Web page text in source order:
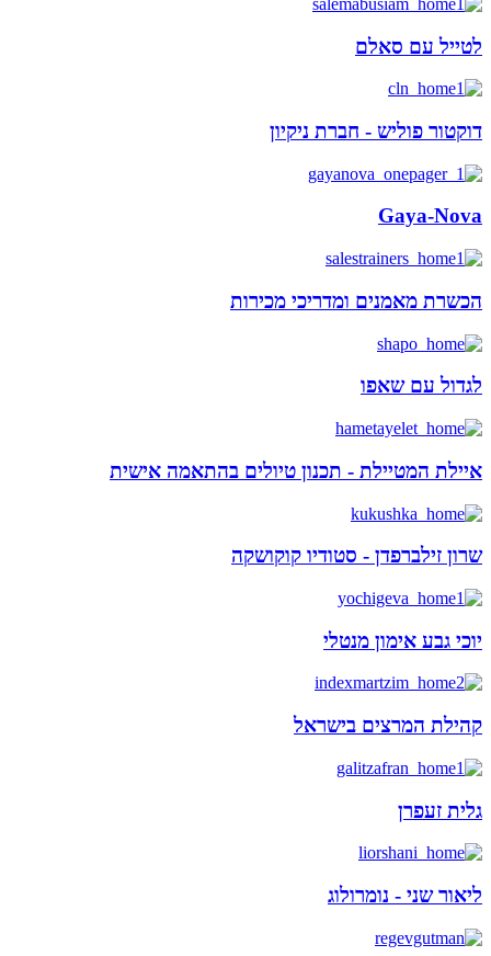
לטייל עם סאלם
דוקטור פוליש - חברת ניקיון
Gaya-Nova
הכשרת מאמנים ומדריכי מכירות
לגדול עם שאפו
איילת המטיילת - תכנון טיולים בהתאמה אישית
שרון זילברפדן - סטודיו קוקושקה
יוכי גבע אימון מנטלי
קהילת המרצים בישראל
גלית זעפרן
ליאור שני - נומרולוג